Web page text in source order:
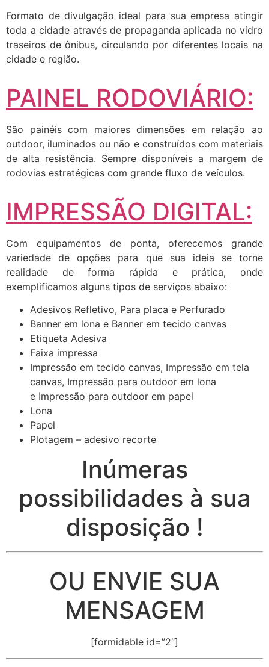
Formato de divulgação ideal para sua empresa atingir
toda a cidade através de propaganda aplicada no vidro
traseiros de ônibus, circulando por diferentes locais na
cidade e região.
PAINEL RODOVIÁRIO:
São painéis com maiores dimensões em relação ao
outdoor, iluminados ou não e construídos com materiais
de alta resistência. Sempre disponíveis a margem de
rodovias estratégicas com grande fluxo de veículos.
IMPRESSÃO DIGITAL:
Com equipamentos de ponta, oferecemos grande
variedade de opções para que sua ideia se torne
realidade de forma rápida e prática, onde
exemplificamos alguns tipos de serviços abaixo:
Adesivos Refletivo, Para placa e Perfurado
Banner em lona e Banner em tecido canvas
Etiqueta Adesiva
Faixa impressa
Impressão em tecido canvas, Impressão em tela
canvas, Impressão para outdoor em lona
e Impressão para outdoor em papel
Lona
Papel
Plotagem – adesivo recorte
Inúmeras
possibilidades à sua
disposição !
OU ENVIE SUA
MENSAGEM
[formidable id=”2″]